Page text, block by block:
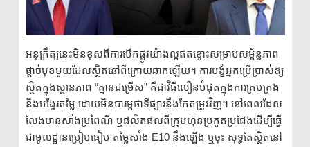
អនុក្រឹត្យនេះមិនខុសពីការបើកផ្លូវយ៉ាងល្អឥតខ្ចោះសម្រាប់សម្ព័ន្ធភាព
ផ្តាច់មុខមួយដែលស្ថិតនៅពីក្រោយឆាកឡើយ។ ការបង្ខំអ្នកប្រើប្រាស់ឱ្យ
ស្ថិតក្នុងស្ថានភាព “គ្មានជម្រើស” គឺជាវិធីលឿនបំផុតក្នុងការគ្រប់គ្រង
និងបង្វែរតម្លៃ ដោយមិនបារម្ភថាទីផ្សារនឹងកែតម្រូវវិញ។ នៅពេលដែល
លែងមានសាំងប្រពៃណី ឬផលិតផលពីក្រុមហ៊ុនប្រកួតប្រជែងដើម្បីធ្វើ
ជាមូលដ្ឋានប្រៀបធៀប តម្លៃសាំង E10 នឹងឡើង ឬចុះ សុទ្ធតែស្ថិតនៅ